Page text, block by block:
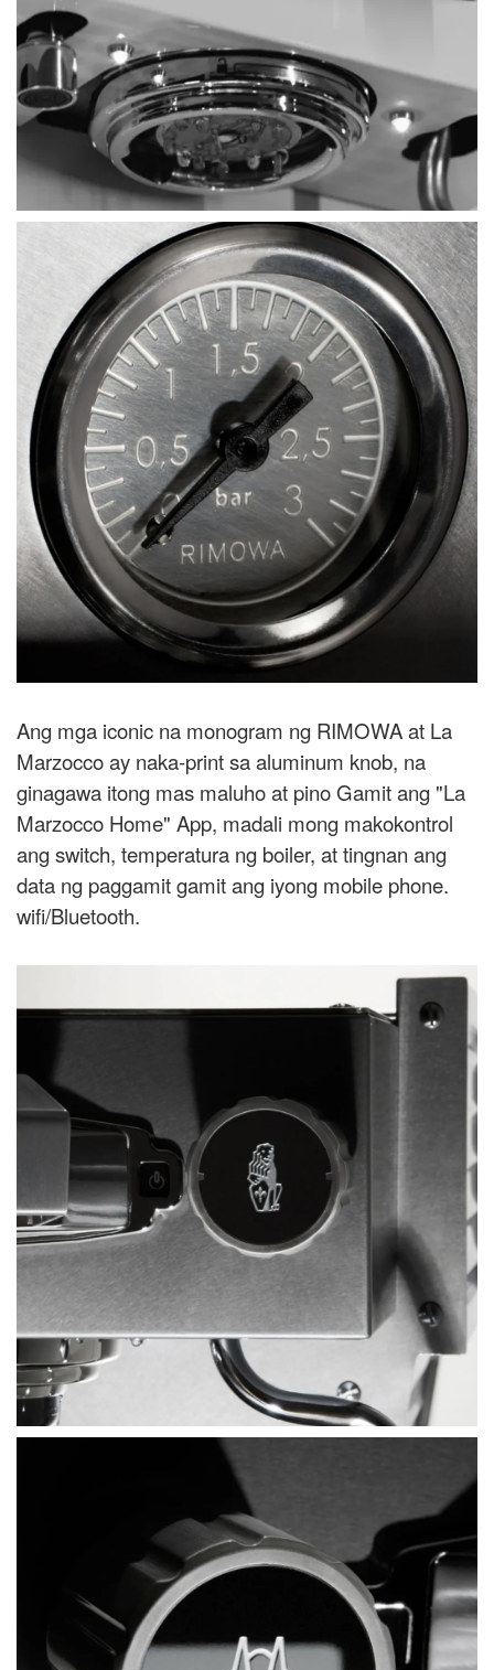
Ang mga iconic na monogram ng RIMOWA at La
Marzocco ay naka-print sa aluminum knob, na
ginagawa itong mas maluho at pino Gamit ang "La
Marzocco Home" App, madali mong makokontrol
ang switch, temperatura ng boiler, at tingnan ang
data ng paggamit gamit ang iyong mobile phone.
wifi/Bluetooth.